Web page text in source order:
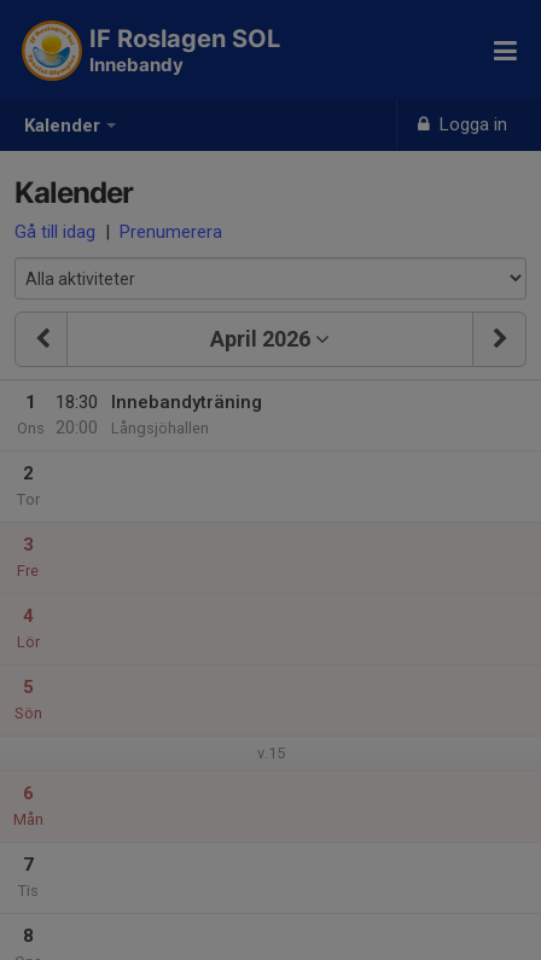
Kalender Logga in
IF Roslagen SOL
Innebandy
Kalender
Gå till idag | Prenumerera
April 2026
1
Ons
18:30
20:00
Innebandyträning
Långsjöhallen
2
Tor
3
Fre
4
Lör
5
Sön
v.15
6
Mån
7
Tis
8